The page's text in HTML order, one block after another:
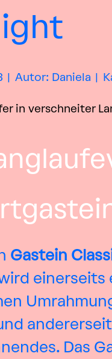
| Autor: Daniela |
Gastein
Das